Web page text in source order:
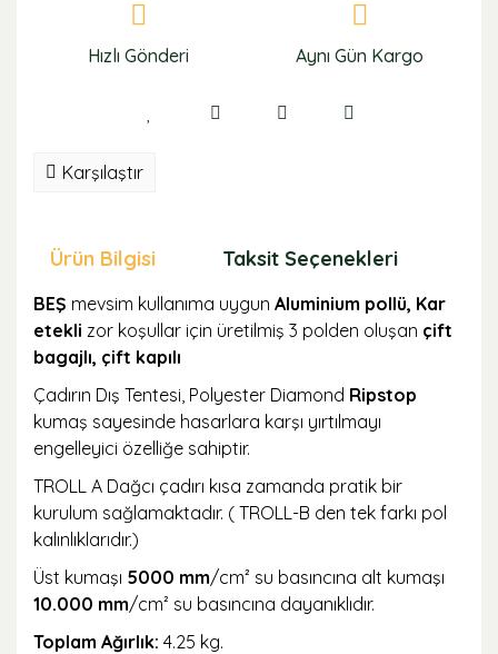
Hızlı Gönderi Aynı Gün Kargo
Karşılaştır
Ürün Bilgisi Taksit Seçenekleri
BEŞ mevsim kullanıma uygun Aluminium pollü, Kar
etekli zor koşullar için üretilmiş 3 polden oluşan çift
bagajlı, çift kapılı
Çadırın Dış Tentesi, Polyester Diamond Ripstop
kumaş sayesinde hasarlara karşı yırtılmayı
engelleyici özelliğe sahiptir.
TROLL A Dağcı çadırı kısa zamanda pratik bir
kurulum sağlamaktadır. ( TROLL-B den tek farkı pol
kalınlıklarıdır.)
Üst kumaşı 5000 mm/cm² su basıncına alt kumaşı
10.000 mm/cm² su basıncına dayanıklıdır.
Toplam Ağırlık: 4.25 kg.